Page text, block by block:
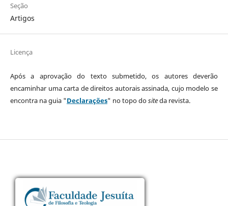
Seção
Artigos
Licença
Após a aprovação do texto submetido, os autores deverão
encaminhar uma carta de direitos autorais assinada, cujo modelo se
encontra na guia "Declarações" no topo dositeda revista.